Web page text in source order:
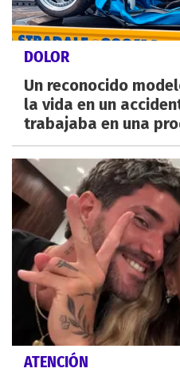
DOLOR
Un reconocido
la vida en un
trabajaba en una
ATENCIÓN